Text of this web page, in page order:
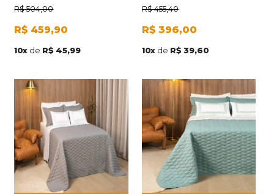
R$ 504,00
R$ 459,90
10x de R$ 45,99
R$ 455,40
R$ 396,00
10x de R$ 39,60